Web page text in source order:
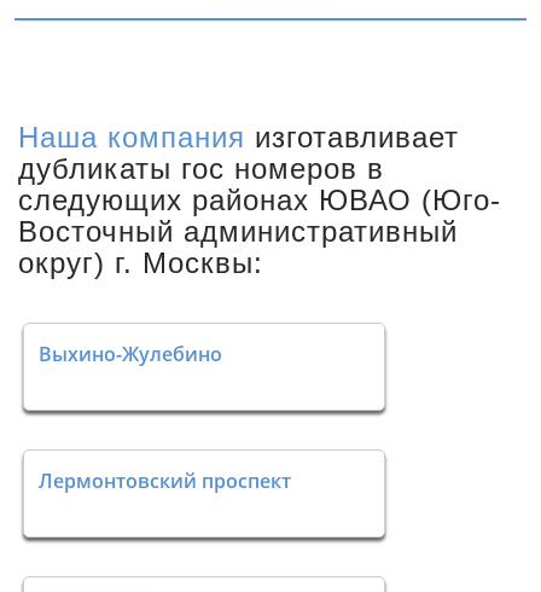
Наша компания изготавливает
дубликаты гос номеров в
следующих районах ЮВАО (Юго-
Восточный административный
округ) г. Москвы:
Выхино-Жулебино
Лермонтовский проспект